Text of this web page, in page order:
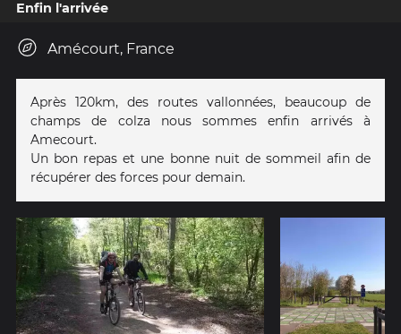
Enfin l'arrivée
Amécourt, France
Après 120km, des routes vallonnées, beaucoup de
champs de colza nous sommes enfin arrivés à
Amecourt.
Un bon repas et une bonne nuit de sommeil afin de
récupérer des forces pour demain.